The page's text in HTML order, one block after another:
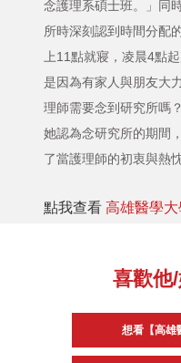
念護理系碩士班。」同
所時深刻認到時間分配
上11點就寢，凌晨4點
是因為有家人與朋友大
理師需要念到研究所嗎
她認為念研究所的期間
了當護理師的初衷與熱
點我查看 高雄醫學
喜歡他
想看【高雄